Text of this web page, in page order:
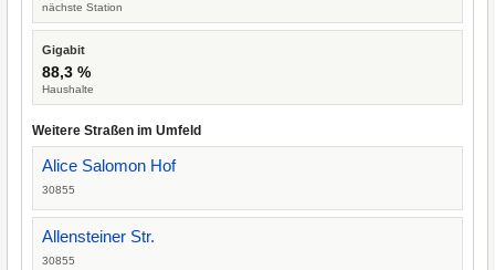
nächste Station
Gigabit
88,3 %
Haushalte
Weitere Straßen im Umfeld
Alice Salomon Hof
30855
Allensteiner Str.
30855